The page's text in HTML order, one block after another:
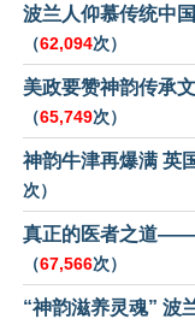
波兰人仰慕传统中
（62,094次）
美政要赞神韵传承
（65,749次）
神韵牛津再爆满 英
次）
真正的医者之道——
（67,566次）
“神韵滋养灵魂” 波